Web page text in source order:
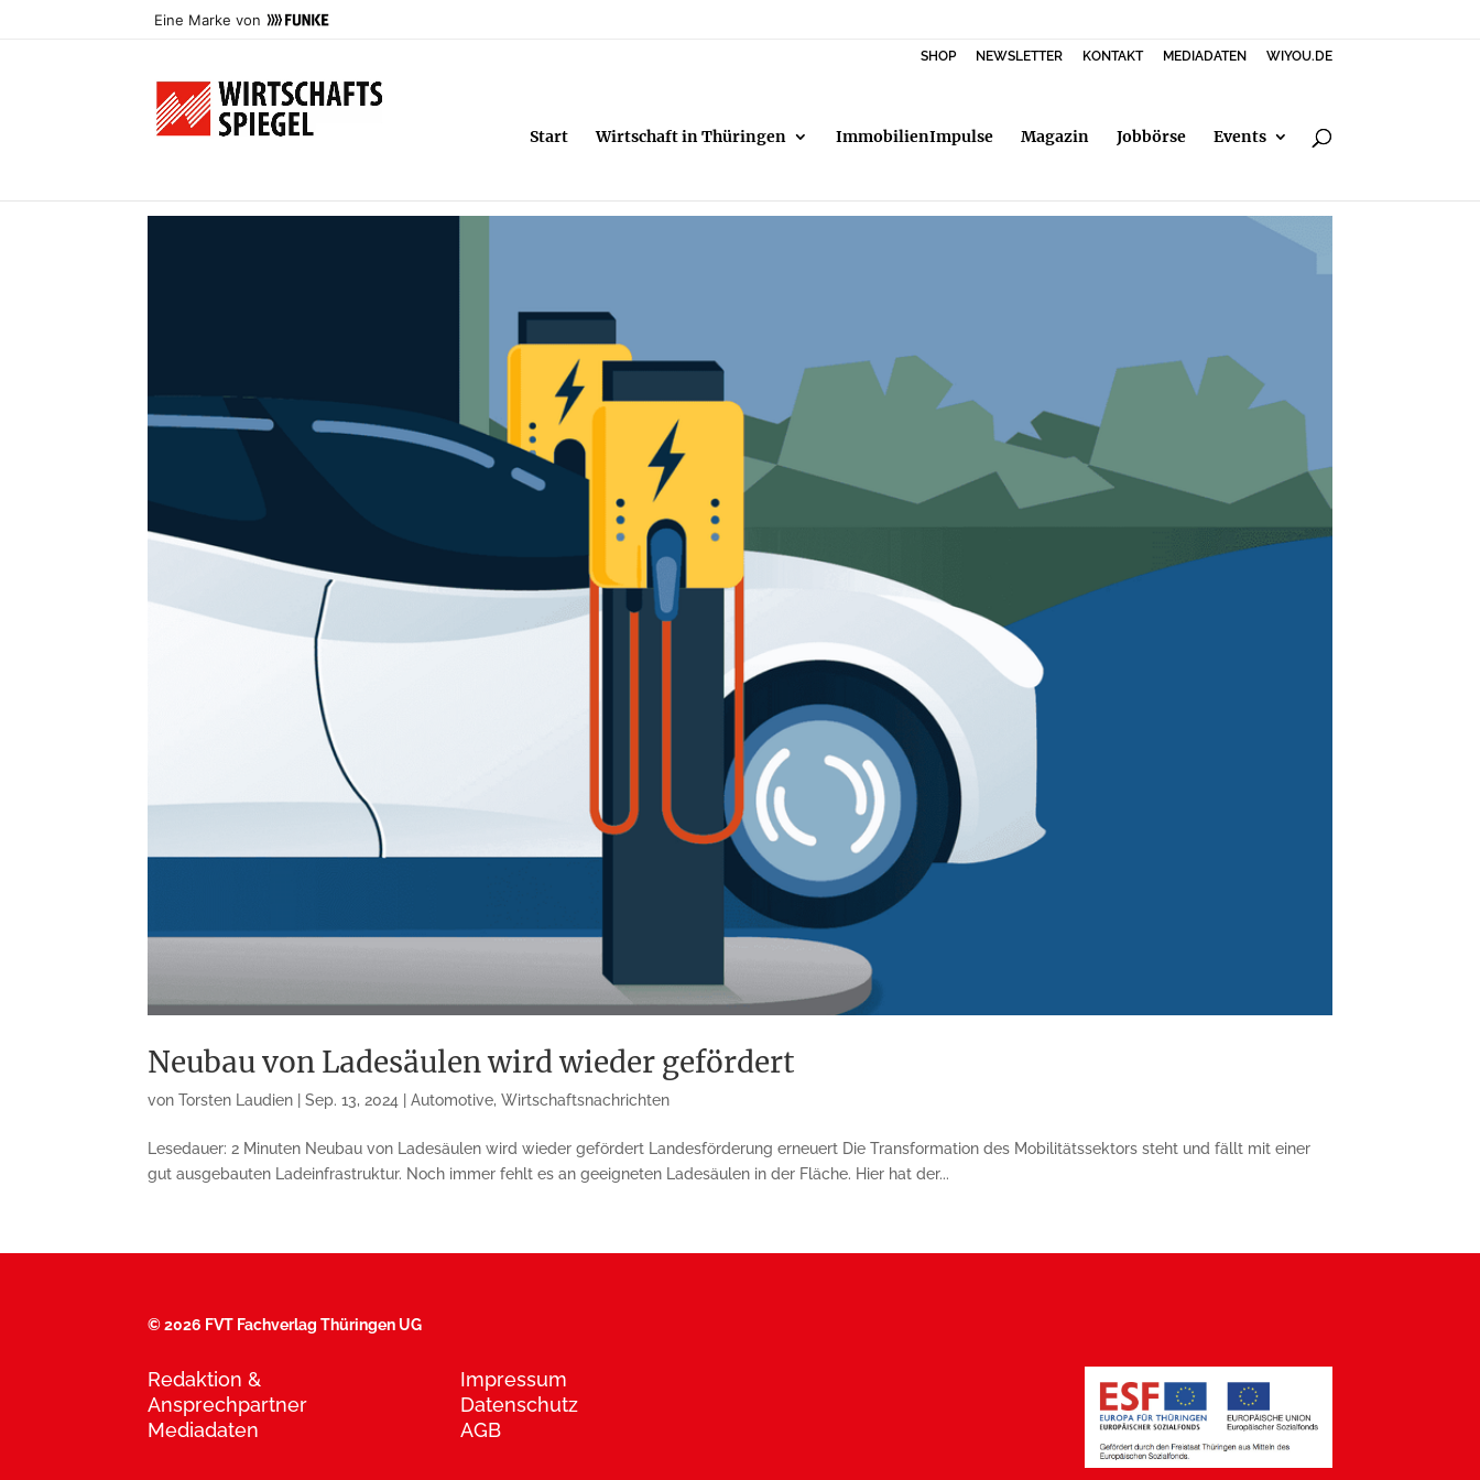
Eine Marke von
SHOP NEWSLETTER KONTAKT MEDIADATEN WIYOU.DE
Start Wirtschaft in Thüringen ImmobilienImpulse Magazin Jobbörse Events
Neubau von Ladesäulen wird wieder gefördert
vonTorsten Laudien |Sep. 13, 2024 |Automotive,Wirtschaftsnachrichten
Lesedauer: 2 Minuten Neubau von Ladesäulen wird wieder gefördert Landesförderung erneuert Die Transformation des Mobilitätssektors steht und fällt mit einer
gut ausgebauten Ladeinfrastruktur. Noch immer fehlt es an geeigneten Ladesäulen in der Fläche. Hier hat der...
©2026 FVT Fachverlag Thüringen UG
Redaktion &
Ansprechpartner
Mediadaten
Impressum
Datenschutz
AGB